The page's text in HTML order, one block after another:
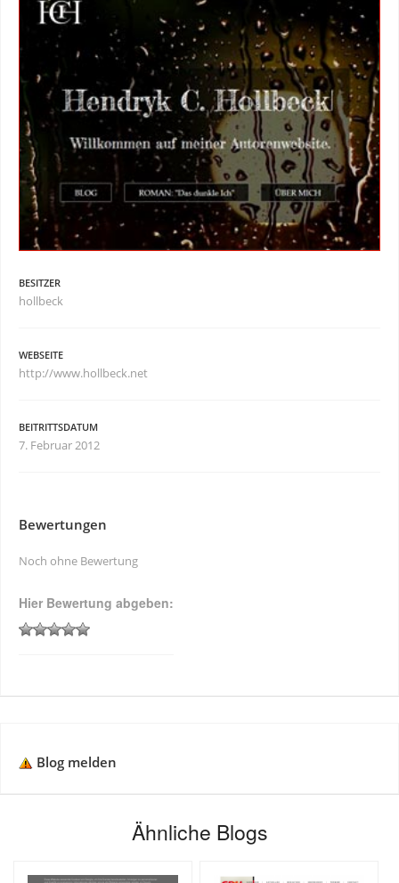
BESITZER
hollbeck
WEBSEITE
http://www.hollbeck.net
BEITRITTSDATUM
7. Februar 2012
Bewertungen
Noch ohne Bewertung
Hier Bewertung abgeben:
Blog melden
Ähnliche Blogs